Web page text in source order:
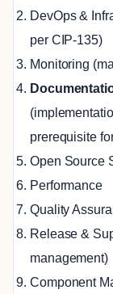
DevOps &
per CIP-135)
Monitoring
prerequisite
Open Source
Performance
Quality
Release &
management)
Component